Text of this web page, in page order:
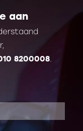
aan
8200008.